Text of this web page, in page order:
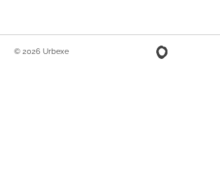
© 2026 Urbexe